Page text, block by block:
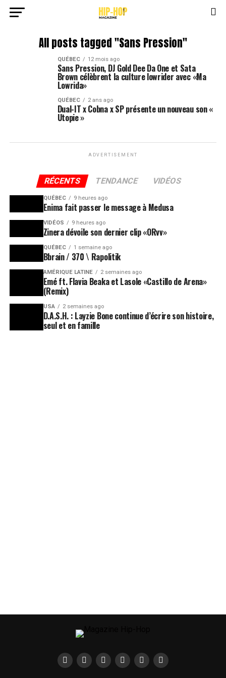
All posts tagged "Sans Pression"
QUÉBEC 12 mois ago
Sans Pression, DJ Gold Dee Da One et Sata
Brown célèbrent la culture lowrider avec «Ma
Lowrida»
QUÉBEC 2 ans ago
Dual-IT x Cobna x SP présente un nouveau son «
Utopie »
ADVERTISEMENT
RÉCENTS TENDANCE VIDÉOS
QUÉBEC 9 heures ago
Enima fait passer le message à Medusa
VIDÉOS 9 heures ago
Zinera dévoile son dernier clip «ORvv»
QUÉBEC 1 semaine ago
Bbrain / 370 \ Rapolitik
AMÉRIQUE LATINE 2 semaines ago
Emé ft. Flavia Beaka et Lasole «Castillo de Arena»
(Remix)
USA 2 semaines ago
D.A.S.H. : Layzie Bone continue d’écrire son histoire,
seul et en famille